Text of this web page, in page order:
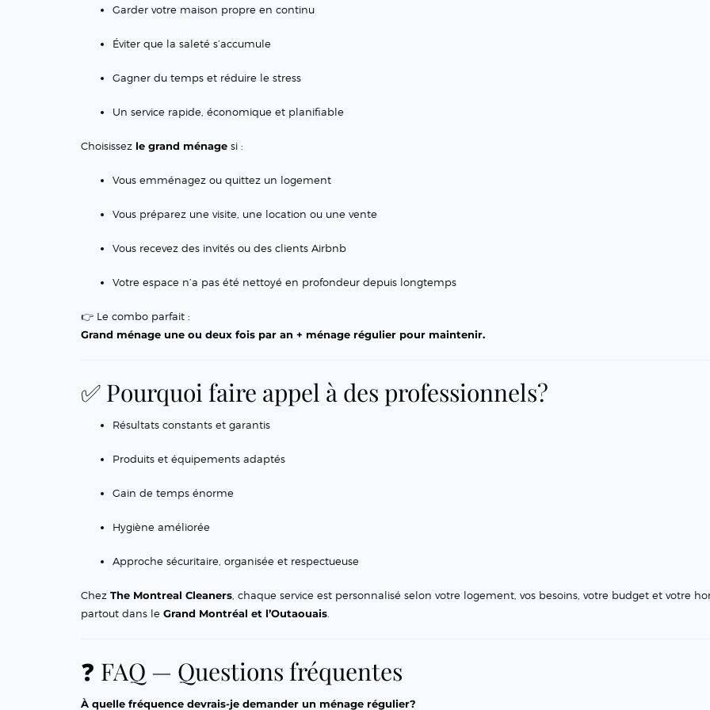
Garder votre maison propre en continu
Éviter que la saleté s’accumule
Gagner du temps et réduire le stress
Un service rapide, économique et planifiable
Choisissez le grand ménage si :
Vous emménagez ou quittez un logement
Vous préparez une visite, une location ou une vente
Vous recevez des invités ou des clients Airbnb
Votre espace n’a pas été nettoyé en profondeur depuis longtemps
👉 Le combo parfait :
Grand ménage une ou deux fois par an + ménage régulier pour maintenir.
✅ Pourquoi faire appel à des professionnels?
Résultats constants et garantis
Produits et équipements adaptés
Gain de temps énorme
Hygiène améliorée
Approche sécuritaire, organisée et respectueuse
Chez The Montreal Cleaners, chaque service est personnalisé selon votre logement, vos besoins, votre budget et votre
partout dans le Grand Montréal et l’Outaouais.
❓ FAQ — Questions fréquentes
À quelle fréquence devrais-je demander un ménage régulier?